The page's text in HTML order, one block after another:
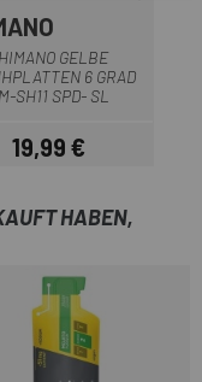
GELBE
6 GRAD
SH11 SPD- SL
Preis
19,99 €
HABEN,